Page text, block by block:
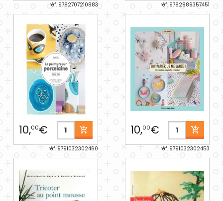
réf. 9782707210883 réf. 9782889357451
10,00€
réf. 9791032302460
10,00€
réf. 9791032302453